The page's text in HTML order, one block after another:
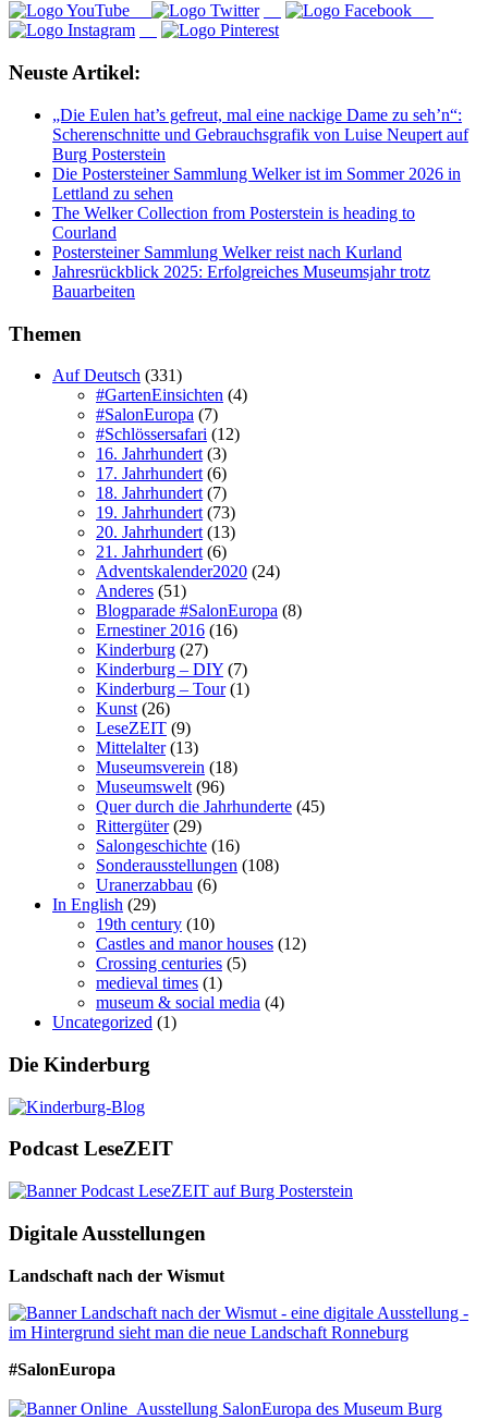
Neuste Artikel:
„Die Eulen hat’s gefreut, mal eine nackige Dame zu seh’n“:
Scherenschnitte und Gebrauchsgrafik von Luise Neupert auf
Burg Posterstein
Die Postersteiner Sammlung Welker ist im Sommer 2026 in
Lettland zu sehen
The Welker Collection from Posterstein is heading to
Courland
Postersteiner Sammlung Welker reist nach Kurland
Jahresrückblick 2025: Erfolgreiches Museumsjahr trotz
Bauarbeiten
Themen
Auf Deutsch (331)
#GartenEinsichten (4)
#SalonEuropa (7)
#Schlössersafari (12)
16. Jahrhundert (3)
17. Jahrhundert (6)
18. Jahrhundert (7)
19. Jahrhundert (73)
20. Jahrhundert (13)
21. Jahrhundert (6)
Adventskalender2020 (24)
Anderes (51)
Blogparade #SalonEuropa (8)
Ernestiner 2016 (16)
Kinderburg (27)
Kinderburg – DIY (7)
Kinderburg – Tour(1)
Kunst (26)
LeseZEIT (9)
Mittelalter(13)
Museumsverein (18)
Museumswelt (96)
Quer durch die Jahrhunderte (45)
Rittergüter(29)
Salongeschichte (16)
Sonderausstellungen (108)
Uranerzabbau (6)
In English (29)
19th century (10)
Castles and manor houses (12)
Crossing centuries (5)
medieval times (1)
museum & social media (4)
Uncategorized (1)
Die Kinderburg
Podcast LeseZEIT
Digitale Ausstellungen
Landschaft nach der Wismut
#SalonEuropa